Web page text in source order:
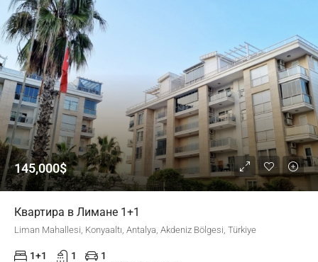
145,000$
Квартира в Лимане 1+1
Liman Mahallesi, Konyaaltı, Antalya, Akdeniz Bölgesi, Türkiye
1+1 1 1